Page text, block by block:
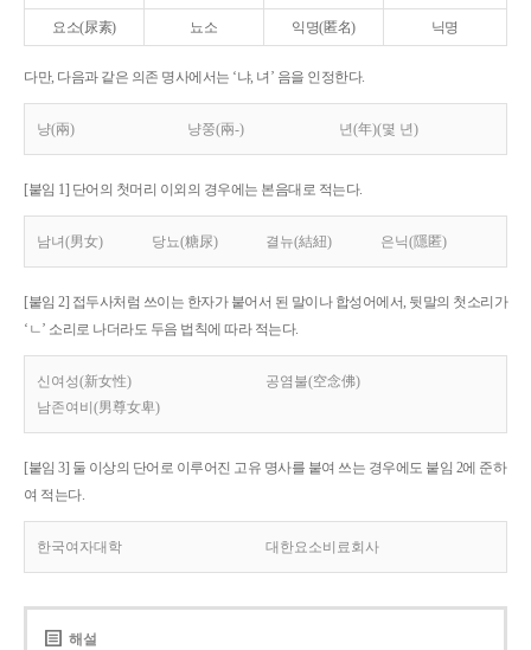
요소(尿素) 뇨소 익명(匿名) 닉명
다만, 다음과 같은 의존 명사에서는 ‘냐, 녀’ 음을 인정한다.
냥(兩) 냥쭝(兩-) 년(年)(몇 년)
[붙임 1] 단어의 첫머리 이외의 경우에는 본음대로 적는다.
남녀(男女) 당뇨(糖尿) 결뉴(結紐) 은닉(隱匿)
[붙임 2] 접두사처럼 쓰이는 한자가 붙어서 된 말이나 합성어에서, 뒷말의 첫소리가
‘ㄴ’ 소리로 나더라도 두음 법칙에 따라 적는다.
신여성(新女性)
공염불(空念佛)
남존여비(男尊女卑)
[붙임 3] 둘 이상의 단어로 이루어진 고유 명사를 붙여 쓰는 경우에도 붙임 2에 준하
여 적는다.
한국여자대학 대한요소비료회사
해설